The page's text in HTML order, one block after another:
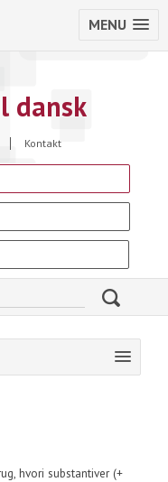
MENU
dansk
Kontakt
hvori substantiver (+